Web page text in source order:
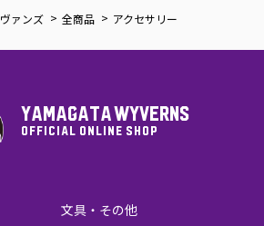
ァンズ 全商品 アクセサリー
YAMAGATA WYVERNS
OFFICIAL ONLINE SHOP
文具・その他